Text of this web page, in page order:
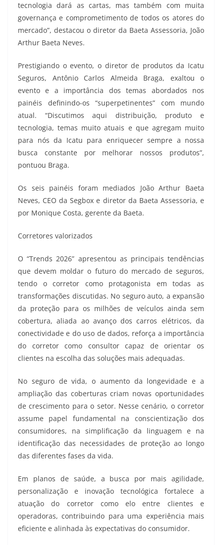
tecnologia dará as cartas, mas também com muita
governança e comprometimento de todos os atores do
mercado”, destacou o diretor da Baeta Assessoria, João
Arthur Baeta Neves.
Prestigiando o evento, o diretor de produtos da Icatu
Seguros, Antônio Carlos Almeida Braga, exaltou o
evento e a importância dos temas abordados nos
painéis definindo-os “superpetinentes” com mundo
atual. “Discutimos aqui distribuição, produto e
tecnologia, temas muito atuais e que agregam muito
para nós da Icatu para enriquecer sempre a nossa
busca constante por melhorar nossos produtos”,
pontuou Braga.
Os seis painéis foram mediados João Arthur Baeta
Neves, CEO da Segbox e diretor da Baeta Assessoria, e
por Monique Costa, gerente da Baeta.
Corretores valorizados
O “Trends 2026” apresentou as principais tendências
que devem moldar o futuro do mercado de seguros,
tendo o corretor como protagonista em todas as
transformações discutidas. No seguro auto, a expansão
da proteção para os milhões de veículos ainda sem
cobertura, aliada ao avanço dos carros elétricos, da
conectividade e do uso de dados, reforça a importância
do corretor como consultor capaz de orientar os
clientes na escolha das soluções mais adequadas.
No seguro de vida, o aumento da longevidade e a
ampliação das coberturas criam novas oportunidades
de crescimento para o setor. Nesse cenário, o corretor
assume papel fundamental na conscientização dos
consumidores, na simplificação da linguagem e na
identificação das necessidades de proteção ao longo
das diferentes fases da vida.
Em planos de saúde, a busca por mais agilidade,
personalização e inovação tecnológica fortalece a
atuação do corretor como elo entre clientes e
operadoras, contribuindo para uma experiência mais
eficiente e alinhada às expectativas do consumidor.